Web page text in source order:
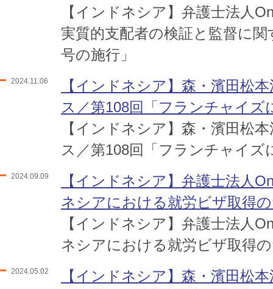
【インドネシア】弁護士法人
実質的支配者の検証と監督に
号の施行」
2024.11.06
【インドネシア】森・濱田松
ス／第108回「フランチャイズ
【インドネシア】森・濱田松
ス／第108回「フランチャイズ
2024.09.09
【インドネシア】弁護士法人
ネシアにおける就労ビザ取得
【インドネシア】弁護士法人
ネシアにおける就労ビザ取得
2024.05.02
【インドネシア】森・濱田松